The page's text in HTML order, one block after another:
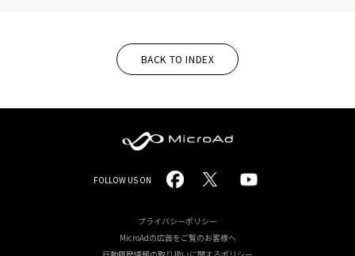
BACK TO INDEX
MicroAd
-
Redesigning
FOLLOW US ON
プライバシーポリシー
MicroAdの広告をご覧のお客様へ